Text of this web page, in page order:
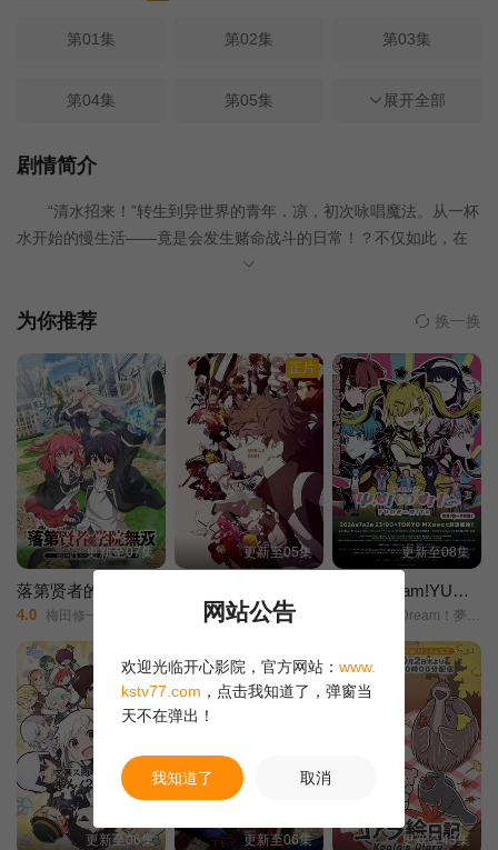
第01集 第02集 第03集
第04集 第05集 第06集
第07集
第10集 第11集 第12集
展开全部
剧情简介
“清水招来！”转生到异世界的青年．凉，初次咏唱魔法。从一杯
水开始的慢生活——竟是会发生赌命战斗的日常！？不仅如此，在
与世隔绝的隆德次大陆只有他一个人类。虽然顺其自然的生活没有
仍让他忙得不可开交。不知是他悠哉的个性，还是受到隐藏技能“不
直到和天才剑士阿贝尔的邂逅，终于将把凉拉上历史的舞台……
“如果想也没用就别想了。”——太我行我素了。最强水魔法师的随
兴冒险，开幕！
为你推荐 换一换
更新至07集
4.0 梅田修一朗///小山内怜央///白石晴香///加藤英美里///平川大辅///东地宏树///福原绫香/
正片
更新至05集
土田大/千本木彩花/盐口量平/本泉莉奈/坂泰斗/三上枝织/松田飒水/广桥凉/桑原由气/福原绫香/德留慎乃佑/市川苍/日野麻里/稗田宁宁/河濑茉希/青山玲菜/猪股慧士/大野智敬/手冢宏通/堀金苍平/森永彩斗/佐藤榛夏/竹中悠斗/厚地彩花/中村光希/
更新至08集
BanGDream!YUME∞MITA
BanG/Dream！夢限大みゅーたいぷ/バンドリ！/ゆめ∞みた/
更新至06集 更新至06集 更新至43集
网站公告
欢迎光临开心影院，官方网站： www.
kstv77.com ，点击我知道了，弹窗当
天不在弹出！
我知道了 取消